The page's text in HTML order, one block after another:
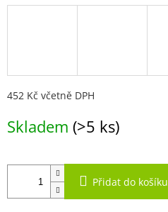
452 Kč včetně DPH
cena:
Skladem (>5 ks)
Přidat do košíku